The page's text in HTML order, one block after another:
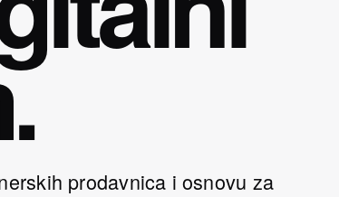
prodavnica i osnovu za